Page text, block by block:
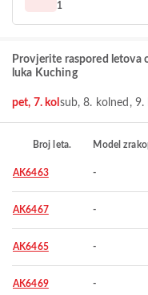
1
Provjerite raspored letova
luka Kuching
pet, 7. kol sub, 8. kol ned, 9.
Broj leta. Model
AK6463 -
AK6467 -
AK6465 -
AK6469 -